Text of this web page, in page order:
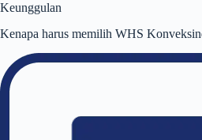
Keunggulan
Kenapa harus memilih WHS